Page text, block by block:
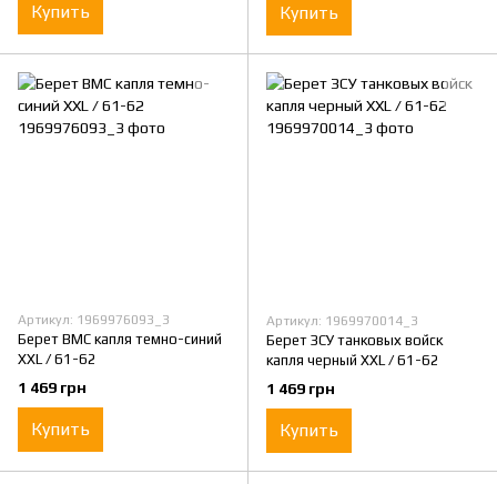
Купить Купить
Артикул: 1969976093_3
Берет ВМС капля темно-синий
XXL / 61-62
1 469 грн
Купить
Артикул: 1969970014_3
Берет ЗСУ танковых войск
капля черный XXL / 61-62
1 469 грн
Купить